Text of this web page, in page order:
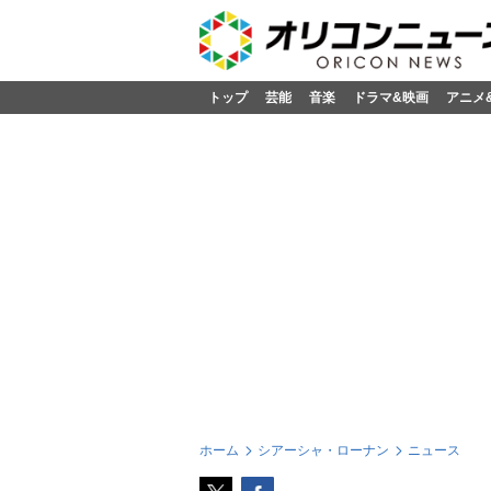
トップ 芸能 音楽 ドラマ&映画 アニメ
ホーム シアーシャ・ローナン ニュース